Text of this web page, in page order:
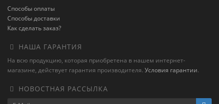
Способы оплаты
Способы доставки
Как сделать заказ?
НАША ГАРАНТИЯ
На всю продукцию, которая приобретена в нашем интернет-
магазине, действует гарантия производителя. Условия гарантии.
НОВОСТНАЯ РАССЫЛКА